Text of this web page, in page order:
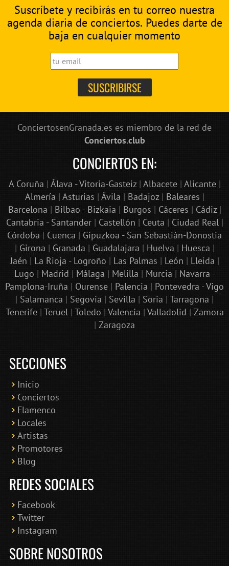
Suscríbete y recibirás en tu correo nuestra
agenda diaria de conciertos. Puedes darte de
baja en cualquier momento
ConciertosenGranada.es es miembro de la red de
Conciertos.club
CONCIERTOS EN:
A Coruña | Álava - Vitoria-Gasteiz| Albacete| Alicante|
Almería | Asturias | Ávila | Badajoz| Baleares |
Barcelona | Bilbao - Bizkaia | Burgos | Cáceres | Cádiz|
Cantabria - Santander| Castellón | Ceuta | Ciudad Real|
Córdoba | Cuenca | Gipuzkoa - San Sebastián-Donostia
| Girona | Granada | Guadalajara | Huelva | Huesca |
Jaén | La Rioja - Logroño | Las Palmas | León | Lleida |
Lugo | Madrid | Málaga | Melilla | Murcia | Navarra -
Pamplona-Iruña | Ourense | Palencia | Pontevedra - Vigo
| Salamanca | Segovia | Sevilla | Soria | Tarragona |
Tenerife| Teruel| Toledo | Valencia | Valladolid | Zamora
| Zaragoza
SECCIONES
Inicio
Conciertos
Flamenco
Locales
Artistas
Promotores
Blog
REDES SOCIALES
Facebook
Twitter
Instagram
SOBRE NOSOTROS